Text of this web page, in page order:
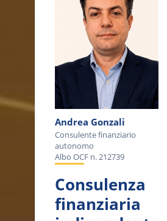
Andrea Gonzali
Consulente finanziario
autonomo
Albo OCF n. 212739
Consulenza
finanziaria